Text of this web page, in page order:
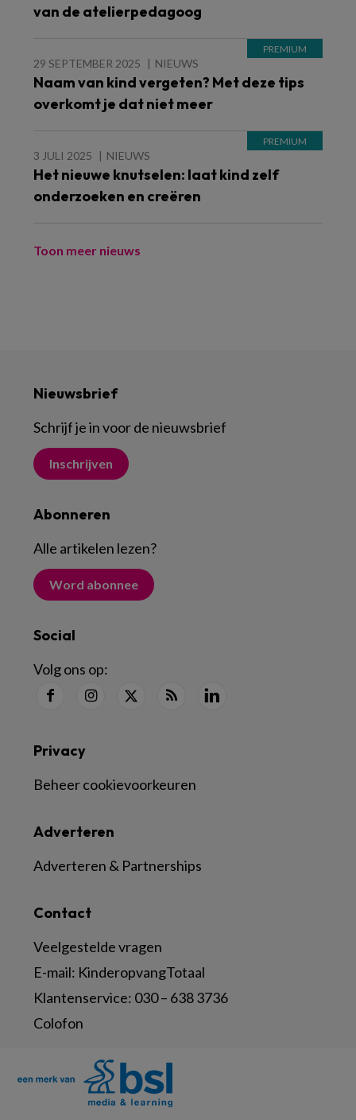
van de atelierpedagoog
29 SEPTEMBER 2025 NIEUWS
Naam van kind vergeten? Met deze tips
overkomt je dat niet meer
3 JULI 2025 NIEUWS
Het nieuwe knutselen: laat kind zelf
onderzoeken en creëren
Toon meer nieuws
Nieuwsbrief
Schrijf je in voor de nieuwsbrief
Inschrijven
Abonneren
Alle artikelen lezen?
Word abonnee
Social
Volg ons op:
Contact
Veelgestelde vragen
E-mail: KinderopvangTotaal
Klantenservice: 030 – 638 3736
Colofon
Adverteren
Adverteren & Partnerships
Privacy
Beheer cookievoorkeuren